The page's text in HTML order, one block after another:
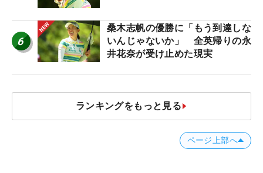
6
桑木志帆の優勝に「もう到達しな
いんじゃないか」 全英帰りの永
井花奈が受け止めた現実
ランキングをもっと見る
ページ上部へ